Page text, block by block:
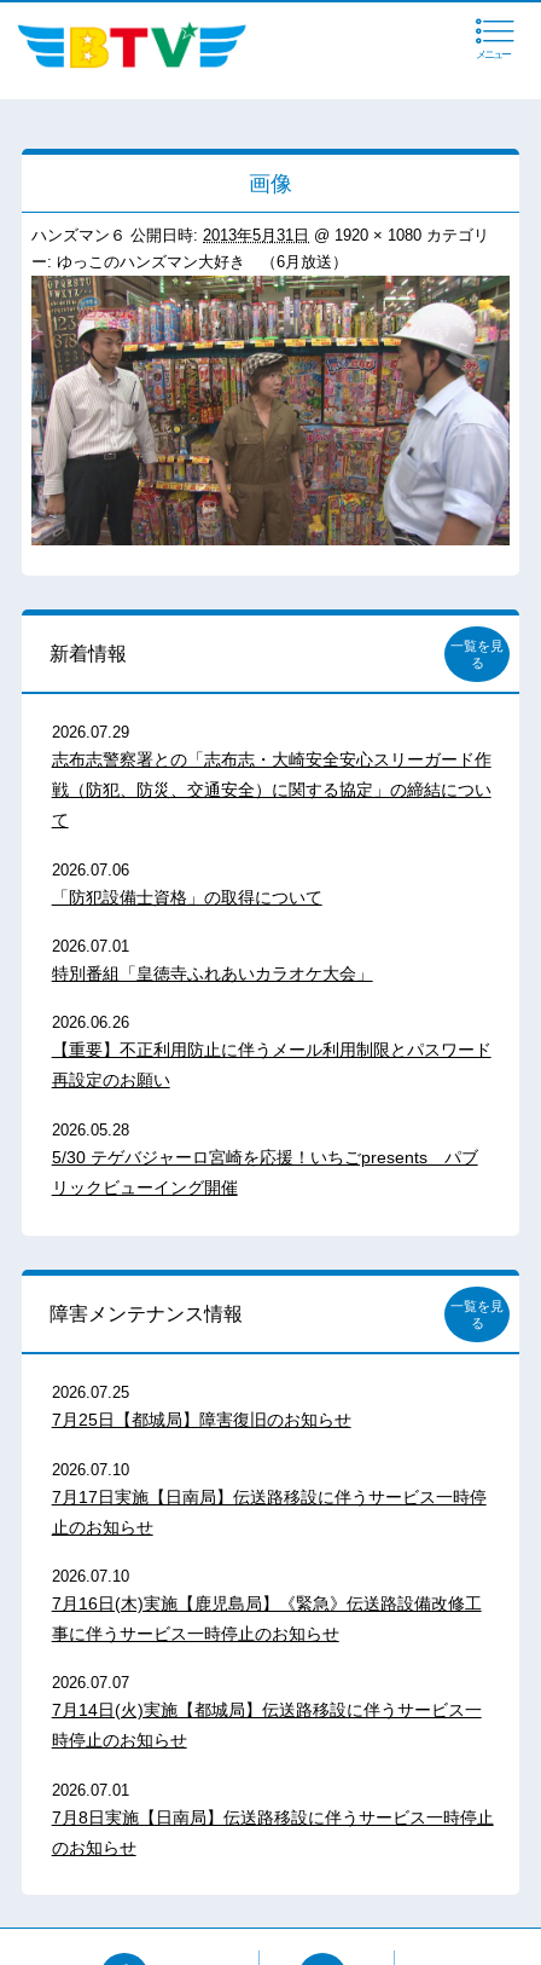
メニュー
画像
ハンズマン６公開日時: 2013年5月31日 @ 1920 × 1080 カテゴリ
ー:ゆっこのハンズマン大好き （6月放送）
新着情報
一覧を見
る
2026.07.29
志布志警察署との「志布志・大崎安全安心スリーガード作
戦（防犯、防災、交通安全）に関する協定」の締結につい
て
2026.07.06
「防犯設備士資格」の取得について
2026.07.01
特別番組「皇徳寺ふれあいカラオケ大会」
2026.06.26
【重要】不正利用防止に伴うメール利用制限とパスワード
再設定のお願い
2026.05.28
5/30 テゲバジャーロ宮崎を応援！いちごpresents パブ
リックビューイング開催
障害メンテナンス情報
一覧を見
る
2026.07.25
7月25日【都城局】障害復旧のお知らせ
2026.07.10
7月17日実施【日南局】伝送路移設に伴うサービス一時停
止のお知らせ
2026.07.10
7月16日(木)実施【鹿児島局】《緊急》伝送路設備改修工
事に伴うサービス一時停止のお知らせ
2026.07.07
7月14日(火)実施【都城局】伝送路移設に伴うサービス一
時停止のお知らせ
2026.07.01
7月8日実施【日南局】伝送路移設に伴うサービス一時停止
のお知らせ